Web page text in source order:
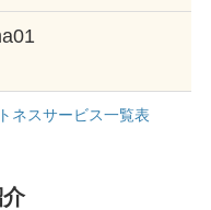
ネスサービス一覧表